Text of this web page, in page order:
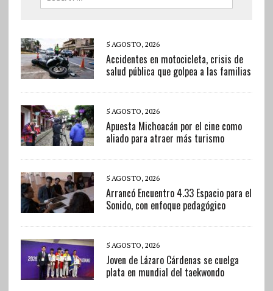
5 AGOSTO, 2026
Accidentes en motocicleta, crisis de
salud pública que golpea a las familias
5 AGOSTO, 2026
Apuesta Michoacán por el cine como
aliado para atraer más turismo
5 AGOSTO, 2026
Arrancó Encuentro 4.33 Espacio para el
Sonido, con enfoque pedagógico
5 AGOSTO, 2026
Joven de Lázaro Cárdenas se cuelga
plata en mundial del taekwondo